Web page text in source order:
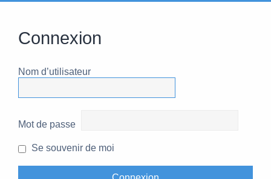
Connexion
Nom d’utilisateur
Mot de passe
Se souvenir de moi